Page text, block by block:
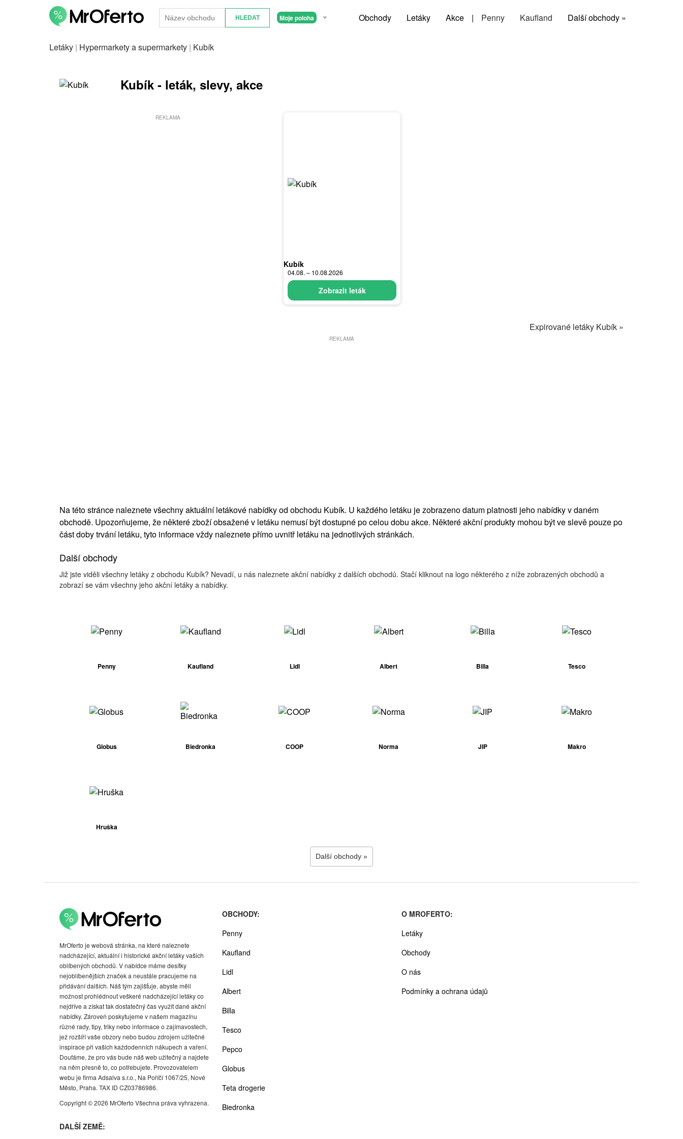
Moje poloha Obchody Letáky Akce | Penny Kaufland Další obchody »
Letáky | Hypermarkety a supermarkety | Kubík
Kubík - leták, slevy, akce
REKLAMA
Kubík
04.08. – 10.08.2026
Zobrazit leták
Expirované letáky Kubík »
REKLAMA
Na této stránce naleznete všechny aktuální letákové nabídky od obchodu Kubík. U každého letáku je zobrazeno datum platnosti jeho nabídky v daném
obchodě. Upozorňujeme, že některé zboží obsažené v letáku nemusí být dostupné po celou dobu akce. Některé akční produkty mohou být ve slevě pouze po
část doby trvání letáku, tyto informace vždy naleznete přímo uvnitř letáku na jednotlivých stránkách.
Další obchody
Již jste viděli všechny letáky z obchodu Kubík? Nevadí, u nás naleznete akční nabídky z dalších obchodů. Stačí kliknout na logo některého z níže zobrazených obchodů a
zobrazí se vám všechny jeho akční letáky a nabídky.
Penny Kaufland Lidl Albert Billa Tesco
Globus Biedronka COOP Norma JIP Makro
Hruška
Další obchody »
MrOferto je webová stránka, na které naleznete
nadcházející, aktuální i historické akční letáky vašich
oblíbených obchodů. V nabídce máme desítky
nejoblíbenějších značek a neustále pracujeme na
přidávání dalších. Náš tým zajišťuje, abyste měli
možnost prohlédnout veškeré nadcházející letáky co
nejdříve a získat tak dostatečný čas využít dané akční
nabídky. Zároveň poskytujeme v našem magazínu
různé rady, tipy, triky nebo informace o zajímavostech,
jež rozšíří vaše obzory nebo budou zdrojem užitečné
inspirace při vašich každodenních nákupech a vaření.
Doufáme, že pro vás bude náš web užitečný a najdete
na něm přesně to, co potřebujete. Provozovatelem
webu je firma Adsalva s.r.o., Na Poříčí 1067/25, Nové
Město, Praha. TAX ID CZ03786986.
Copyright © 2026 MrOferto Všechna práva vyhrazena.
OBCHODY:
Penny
Kaufland
Lidl
Albert
Billa
Tesco
Pepco
Globus
Teta drogerie
Biedronka
O MROFERTO:
Letáky
Obchody
O nás
Podmínky a ochrana údajů
DALŠÍ ZEMĚ: